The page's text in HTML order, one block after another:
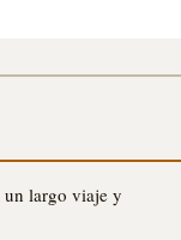
un largo viaje y